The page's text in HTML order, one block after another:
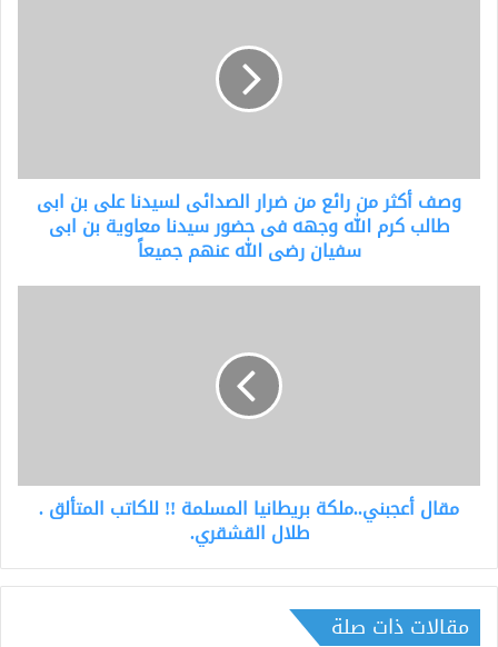
على
الله
سفيان
رضى
جميعاً
وصف أكثر من رائع من ضرار الصدائى لسيدنا على بن ابى
طالب كرم الله وجهه فى حضور سيدنا معاوية بن ابى
سفيان رضى الله عنهم جميعاً
طلال
القشقري.
مقال أعجبني..ملكة بريطانيا المسلمة !! للكاتب المتألق .
طلال القشقري.
مقالات ذات صلة